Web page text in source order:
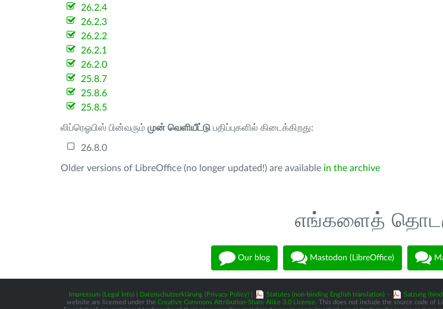
26.2.4
26.2.3
26.2.2
26.2.1
26.2.0
25.8.7
25.8.6
25.8.5
லிப்ரெஓபிஸ் பின்வரும் முன் வெளியீட்டு பதிப்புகளில் கிடைக்கிறது:
26.8.0
Older versions of LibreOffice (no longer updated!) are available in the archive
எங்களைத்
Our blog Mastodon (LibreOffice)
Impressum (Legal Info)| Datenschutzerklärung (Privacy Policy)| Statutes (non-binding English translation) - Satzung
website are licensed under the Creative Commons Attribution-Share Alike 3.0 License. This does not include the source code of